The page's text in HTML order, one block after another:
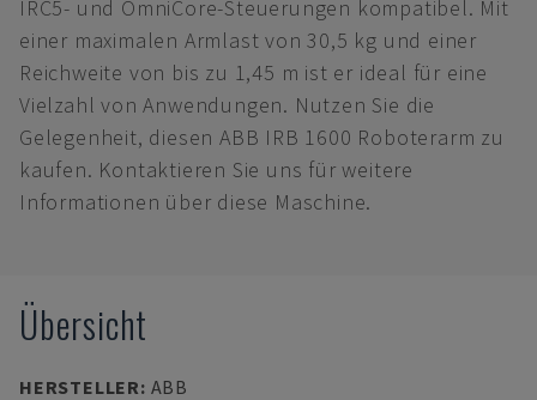
IRC5- und OmniCore-Steuerungen kompatibel. Mit
einer maximalen Armlast von 30,5 kg und einer
Reichweite von bis zu 1,45 m ist er ideal für eine
Vielzahl von Anwendungen. Nutzen Sie die
Gelegenheit, diesen ABB IRB 1600 Roboterarm zu
kaufen. Kontaktieren Sie uns für weitere
Informationen über diese Maschine.
Übersicht
HERSTELLER: ABB